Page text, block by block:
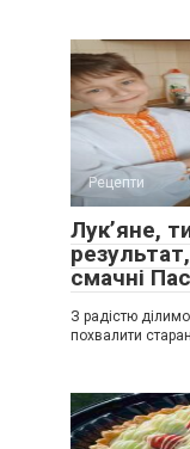
Рецепти
Лук’яне,
смачні
З радістю
похвалити